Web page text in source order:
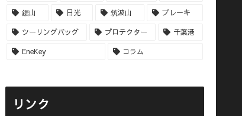
鋸山 日光 筑波山 ブレーキ
ツーリングバッグ プロテクター 千葉港
EneKey コラム
リンク